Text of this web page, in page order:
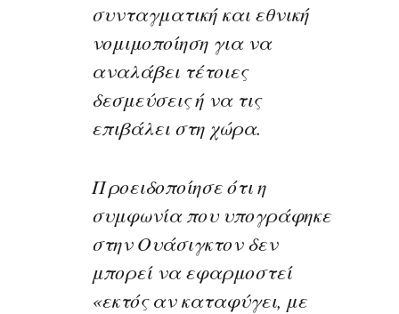
συνταγματική και εθνική
νομιμοποίηση για να
αναλάβει τέτοιες
δεσμεύσεις ή να τις
επιβάλει στη χώρα.
Προειδοποίησε ότι η
συμφωνία που υπογράφηκε
στην Ουάσιγκτον δεν
μπορεί να εφαρμοστεί
«εκτός αν καταφύγει, με